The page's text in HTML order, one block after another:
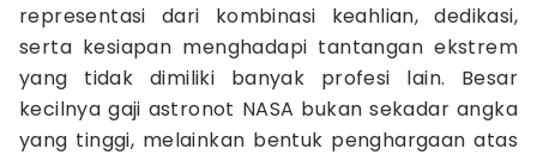
representasi dari kombinasi keahlian, dedikasi,
serta kesiapan menghadapi tantangan ekstrem
yang tidak dimiliki banyak profesi lain. Besar
kecilnya gaji astronot NASA bukan sekadar angka
yang tinggi, melainkan bentuk penghargaan atas